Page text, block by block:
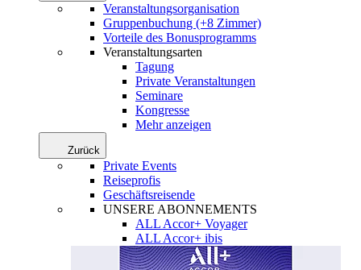
Veranstaltungsorganisation
Gruppenbuchung (+8 Zimmer)
Vorteile des Bonusprogramms
Veranstaltungsarten
Tagung
Private Veranstaltungen
Seminare
Kongresse
Mehr anzeigen
Zurück
Private Events
Reiseprofis
Geschäftsreisende
UNSERE ABONNEMENTS
ALL Accor+ Voyager
ALL Accor+ ibis